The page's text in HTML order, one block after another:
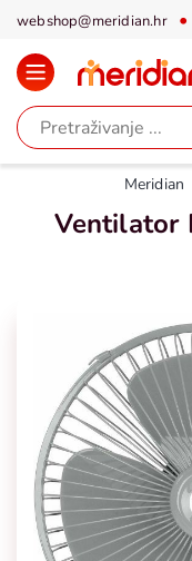
webshop@meridian.hr
Meridian
Ventilator